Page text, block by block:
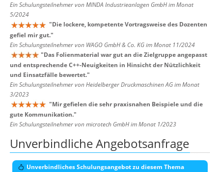
Ein Schulungsteilnehmer von MINDA Industrieanlagen GmbH im Monat
5/2024
"Die lockere, kompetente Vortragsweise des Dozenten
gefiel mir gut."
Ein Schulungsteilnehmer von WAGO GmbH & Co. KG im Monat 11/2024
"Das Folienmaterial war gut an die Zielgruppe angepasst
und entsprechende C++-Neuigkeiten in Hinsicht der Nützlichkeit
und Einsatzfälle bewertet."
Ein Schulungsteilnehmer von Heidelberger Druckmaschinen AG im Monat
3/2023
"Mir gefielen die sehr praxisnahen Beispiele und die
gute Kommunikation."
Ein Schulungsteilnehmer von microtech GmbH im Monat 1/2023
Unverbindliche Angebotsanfrage
Unverbindliches Schulungsangebot zu diesem Thema